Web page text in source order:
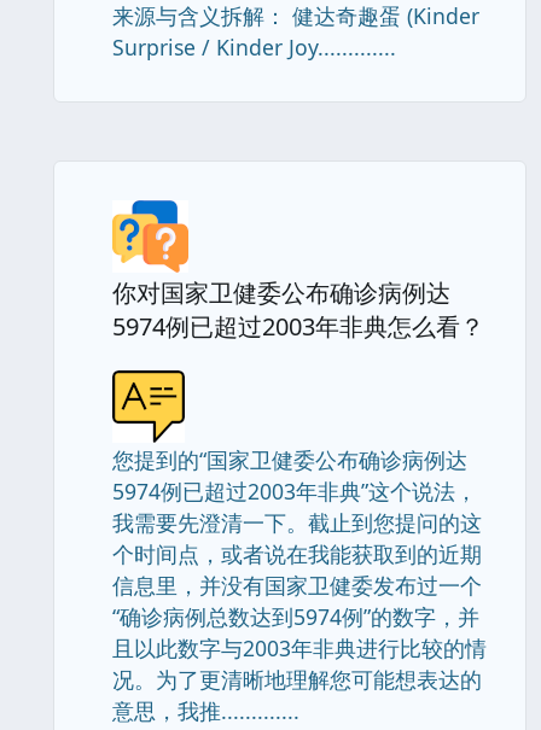
来源与含义拆解： 健达奇趣蛋 (Kinder
Surprise / Kinder Joy.............
你对国家卫健委公布确诊病例达
5974例已超过2003年非典怎么看？
您提到的“国家卫健委公布确诊病例达
5974例已超过2003年非典”这个说法，
我需要先澄清一下。截止到您提问的这
个时间点，或者说在我能获取到的近期
信息里，并没有国家卫健委发布过一个
“确诊病例总数达到5974例”的数字，并
且以此数字与2003年非典进行比较的情
况。为了更清晰地理解您可能想表达的
意思，我推.............